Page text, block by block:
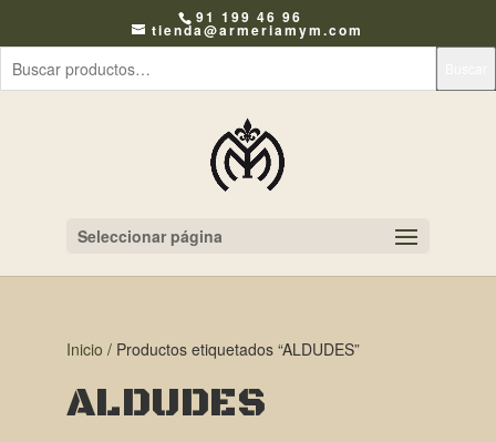
91 199 46 96
tienda@armeriamym.com
Seleccionar página
Inicio / Productos etiquetados “ALDUDES”
ALDUDES